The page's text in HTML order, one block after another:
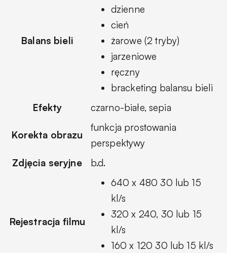
Balans bieli
dzienne
cień
żarowe (2 tryby)
jarzeniowe
ręczny
bracketing balansu bieli
Efekty
czarno-białe, sepia
Korekta obrazu
funkcja prostowania
perspektywy
Zdjęcia seryjne
b.d.
Rejestracja filmu
640 x 480 30 lub 15
kl/s
320 x 240, 30 lub 15
kl/s
160 x 120 30 lub 15 kl/s